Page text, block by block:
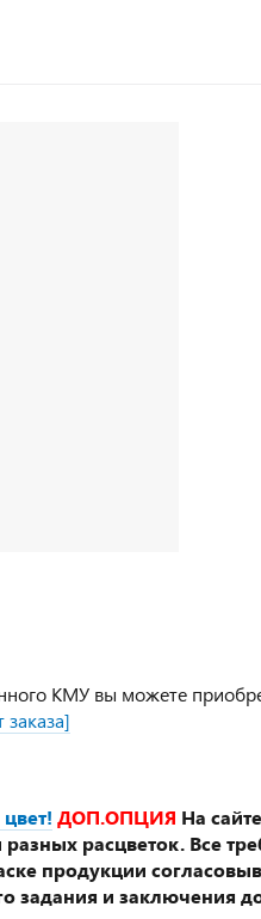
КМУ вы можете
заказа]
ДОП.ОПЦИЯ На
расцветок. Все
продукции
задания и заключения